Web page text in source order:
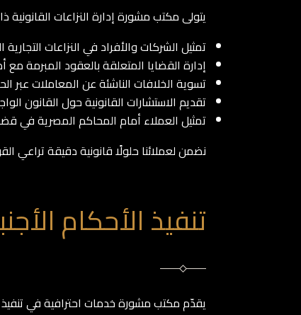
يتولى مكتب مشورة إدارة النزاعات
تمثيل الشركات والأفراد في النزاعات التجارية
إدارة القضايا المتعلقة بالعقود المبرمة مع
تسوية الخلافات الناشئة عن المعاملات عبر
تقديم الاستشارات القانونية حول القانون
تمثيل العملاء أمام المحاكم المصرية في
نضمن لعملائنا حلولًا قانونية دقيقة تراعي
تنفيذ الأحكام
يقدّم مكتب مشورة خدمات احترافية في تنفيذ